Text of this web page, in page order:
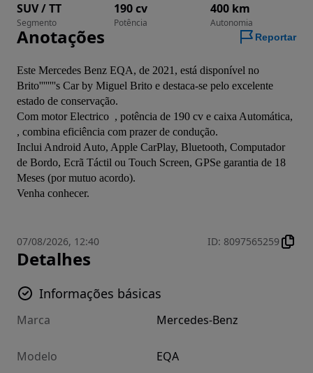
SUV / TT
Segmento
190 cv
Potência
400 km
Autonomia
Anotações Reportar
Este Mercedes Benz EQA, de 2021, está disponível no
Brito''''''''s Car by Miguel Brito e destaca-se pelo excelente
estado de conservação.
Com motor Electrico  , potência de 190 cv e caixa Automática,
, combina eficiência com prazer de condução.
Inclui Android Auto, Apple CarPlay, Bluetooth, Computador
de Bordo, Ecrã Táctil ou Touch Screen, GPSe garantia de 18
Meses (por mutuo acordo).
Venha conhecer.
07/08/2026, 12:40 ID: 8097565259
Detalhes
Informações básicas
Marca Mercedes-Benz
Modelo EQA